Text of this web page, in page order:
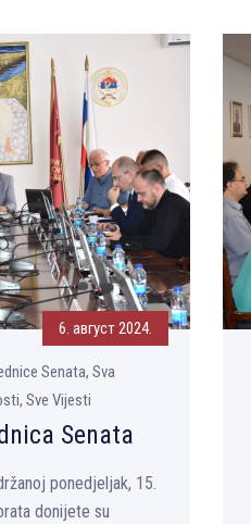
6. август 2024.
Senata, Sva
Sve Vijesti
Senata
ponedjelјak, 15.
donijete su